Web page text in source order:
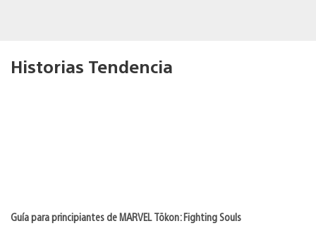
Historias Tendencia
Guía para principiantes de MARVEL Tōkon: Fighting Souls